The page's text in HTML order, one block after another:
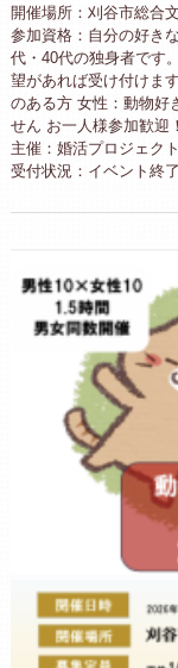
開催場所：刈谷市総合
参加資格：自分の好き
代・40代の独身者です
望があれば受け付けま
のある方 女性：動物好
せん お一人様参加歓迎
主催：婚活プロジェク
受付状況：イベント終了